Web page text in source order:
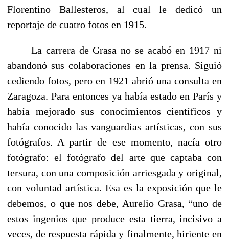
Florentino Ballesteros, al cual le dedicó un
reportaje de cuatro fotos en 1915.
La carrera de Grasa no se acabó en 1917 ni
abandonó sus colaboraciones en la prensa. Siguió
cediendo fotos, pero en 1921 abrió una consulta en
Zaragoza. Para entonces ya había estado en París y
había mejorado sus conocimientos científicos y
había conocido las vanguardias artísticas, con sus
fotógrafos. A partir de ese momento, nacía otro
fotógrafo: el fotógrafo del arte que captaba con
tersura, con una composición arriesgada y original,
con voluntad artística. Esa es la exposición que le
debemos, o que nos debe, Aurelio Grasa, “uno de
estos ingenios que produce esta tierra, incisivo a
veces, de respuesta rápida y finalmente, hiriente en